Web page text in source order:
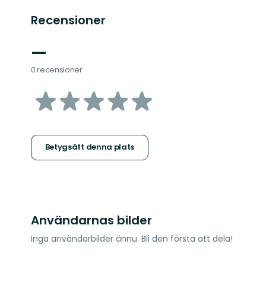
Recensioner
—
0 recensioner
av
stjärnor
Betygsätt denna plats
Användarnas bilder
Inga användarbilder ännu. Bli den första att dela!